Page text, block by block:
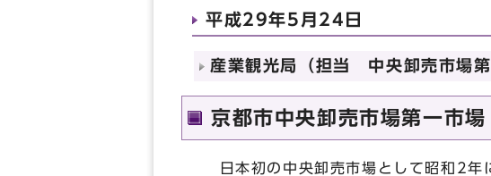
平成29年5月24日
産業観光局（担当 中央卸売市
京都市中央卸売市場第一市
日本初の中央卸売市場として昭和2年